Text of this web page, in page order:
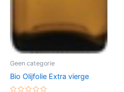
Geen categorie
Bio Olijfolie Extra vierge